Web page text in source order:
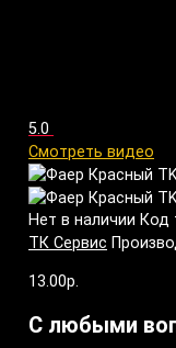
5.0
Смотреть видео
Нет в наличии Код
ТК Сервис
13.00р.
С любыми